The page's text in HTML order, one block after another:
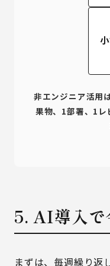
非エンジニア活用
果物、1部署、1レ
5. AI導入で
まずは、毎週繰り返